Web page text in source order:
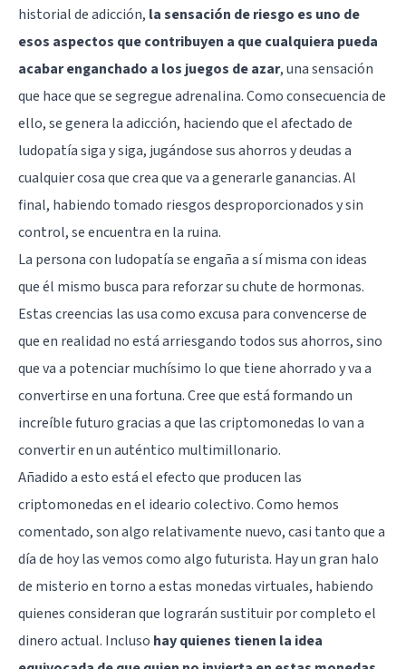
historial de adicción, la sensación de riesgo es uno de
esos aspectos que contribuyen a que cualquiera pueda
acabar enganchado a los juegos de azar, una sensación
que hace que se segregue adrenalina. Como consecuencia de
ello, se genera la adicción, haciendo que el afectado de
ludopatía siga y siga, jugándose sus ahorros y deudas a
cualquier cosa que crea que va a generarle ganancias. Al
final, habiendo tomado riesgos desproporcionados y sin
control, se encuentra en la ruina.
La persona con ludopatía se engaña a sí misma con ideas
que él mismo busca para reforzar su chute de hormonas.
Estas creencias las usa como excusa para convencerse de
que en realidad no está arriesgando todos sus ahorros, sino
que va a potenciar muchísimo lo que tiene ahorrado y va a
convertirse en una fortuna. Cree que está formando un
increíble futuro gracias a que las criptomonedas lo van a
convertir en un auténtico multimillonario.
Añadido a esto está el efecto que producen las
criptomonedas en el ideario colectivo. Como hemos
comentado, son algo relativamente nuevo, casi tanto que a
día de hoy las vemos como algo futurista. Hay un gran halo
de misterio en torno a estas monedas virtuales, habiendo
quienes consideran que lograrán sustituir por completo el
dinero actual. Incluso hay quienes tienen la idea